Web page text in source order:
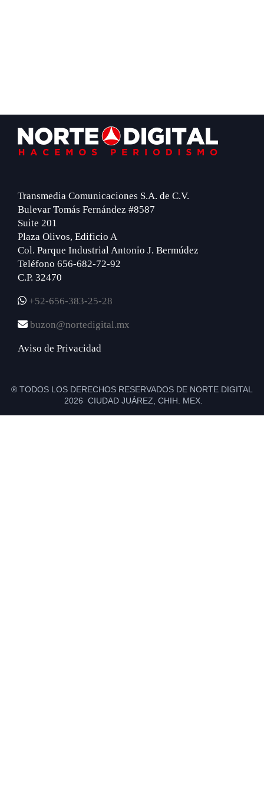
Footer
Transmedia Comunicaciones S.A. de C.V.
Bulevar Tomás Fernández #8587
Suite 201
Plaza Olivos, Edificio A
Col. Parque Industrial Antonio J. Bermúdez
Teléfono 656-682-72-92
C.P. 32470
+52-656-383-25-28
buzon@nortedigital.mx
Aviso de Privacidad
® TODOS LOS DERECHOS RESERVADOS DE NORTE DIGITAL
2026 CIUDAD JUÁREZ, CHIH. MEX.